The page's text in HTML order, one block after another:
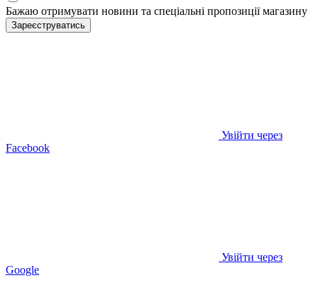
Бажаю отримувати новини та спеціальні пропозиціїмагазину
Зареєструватись
Увійти через
Facebook
Увійти через
Google